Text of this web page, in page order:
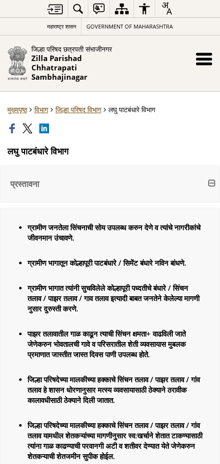
महाराष्ट्र शासन GOVERNMENT OF MAHARASHTRA
जिल्हा परिषद छत्रपती संभाजीनगर
Zilla Parishad
Chhatrapati
Sambhajinagar
मुख्यपृष्ठ विभाग जिल्हा परिषद विभाग लघु पाटबंधारे विभाग
लघु पाटबंधारे विभाग
प्रस्तावना
ग्रामीण जनतेला सिंचनाची सोय उपलब्ध करुन देणे व त्यांचे नागरीकांचे
जीवनमान उंचावणे.
ग्रामीण भागातून कोल्हापूरी पाटबंधारे / सिमेंट बंधारे नविन बांधणे.
ग्रामीण भागात त्यांनी सुचविलेले कोल्हापूरी पध्दतीचे बंधारे / सिंचन
तलाव / पाझर तलाव / गाव तलाव इत्यादी बाबत जनतेने केलेल्या मागणी
नुसार दुरुस्ती करणे.
पाझर तलावातील गाळ काढून त्याची सिंचन क्षमता+ वाढविली जाते
जेणेकरुन भोवतालची गावे व परिसरातील शेती व्यवसायास मुबलक
प्रमाणात जास्तीत जास्त दिवस पाणी उपलब्ध होते.
जिल्हा परिषदेच्या मालकीच्या हक्काचे सिंचन तलाव / पाझर तलाव / गांव
तलाव हे शासन धोरणानुसार मत्स्य व्यवसायासाठी ठेक्याने ठरावीक
कालावधीसाठी ठेक्याने दिली जातात.
जिल्हा परिषदेच्या मालकीच्या हक्काचे सिंचन तलाव / पाझर तलाव / गांव
तलाव यामधील शेतकऱ्यांच्या मागणीनुसार स्व:खर्चाने शेतात टाकण्यासाठी
त्यांना गाळ काढण्याची परवानगी अटी व शतीवर देण्यात येते जेणेकरुन
शेतकऱ्याची शेतजमीन सुपीक होईल.